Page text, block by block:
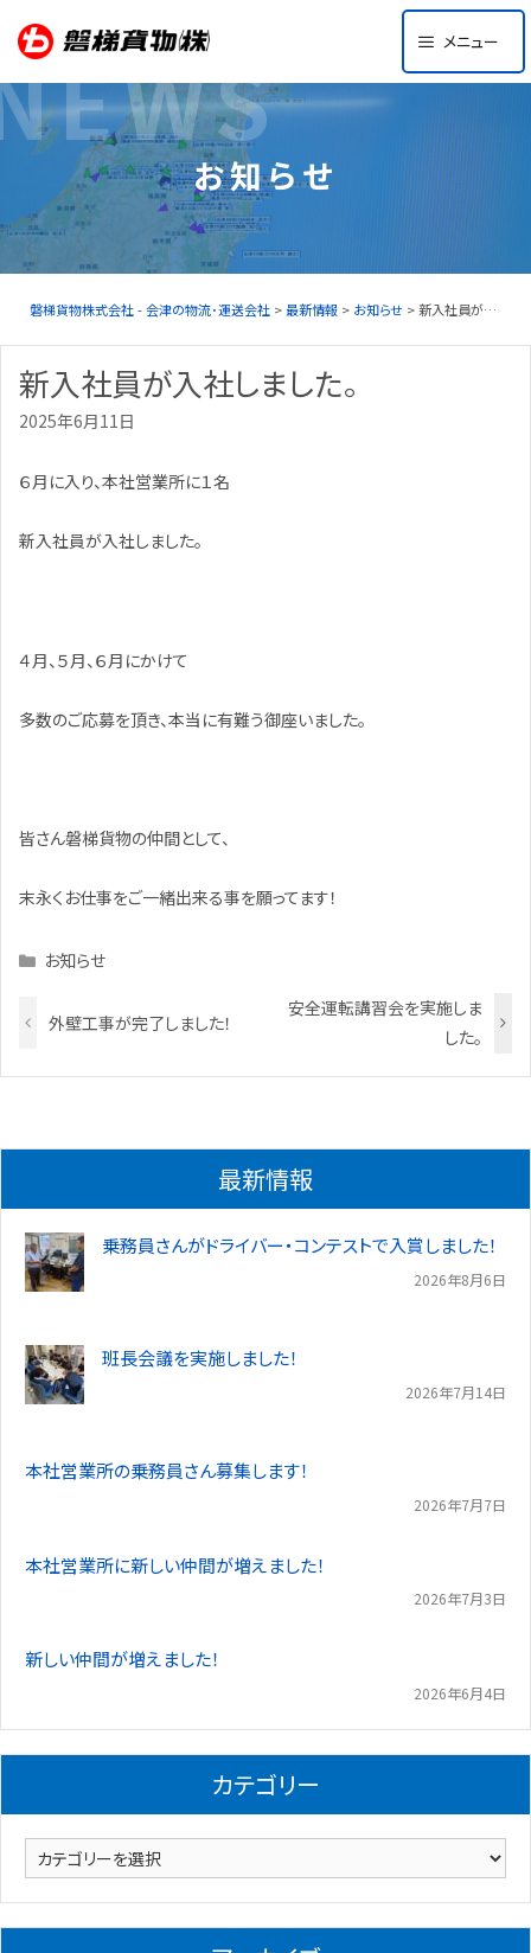
メニュー
お知らせ
磐梯貨物株式会社 - 会津の物流･運送会社 >最新情報 > お知らせ > 新入社員が入社しました。
新入社員が入社しました。
2025年6月11日
６月に入り、本社営業所に１名
新入社員が入社しました。
４月、５月、６月にかけて
多数のご応募を頂き、本当に有難う御座いました。
皆さん磐梯貨物の仲間として、
末永くお仕事をご一緒出来る事を願ってます！
Categories
お知らせ
外壁工事が完了しました！
安全運転講習会を実施しま
した。
最新情報
乗務員さんがドライバー・コンテストで入賞しました！
2026年8月6日
班長会議を実施しました！
2026年7月14日
本社営業所の乗務員さん募集します！
2026年7月7日
本社営業所に新しい仲間が増えました！
2026年7月3日
新しい仲間が増えました！
2026年6月4日
カテゴリー
カ
テ